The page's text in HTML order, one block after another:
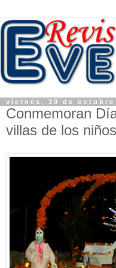
viernes, 30 de octubre
Conmemoran
villas de los